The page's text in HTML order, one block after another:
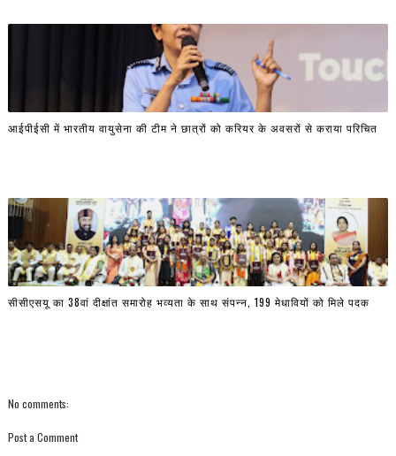
आईपीईसी में भारतीय वायुसेना की टीम ने छात्रों को करियर के अवसरों से कराया परिचित
सीसीएसयू का 38वां दीक्षांत समारोह भव्यता के साथ संपन्न, 199 मेधावियों को मिले पदक
No comments:
Post a Comment